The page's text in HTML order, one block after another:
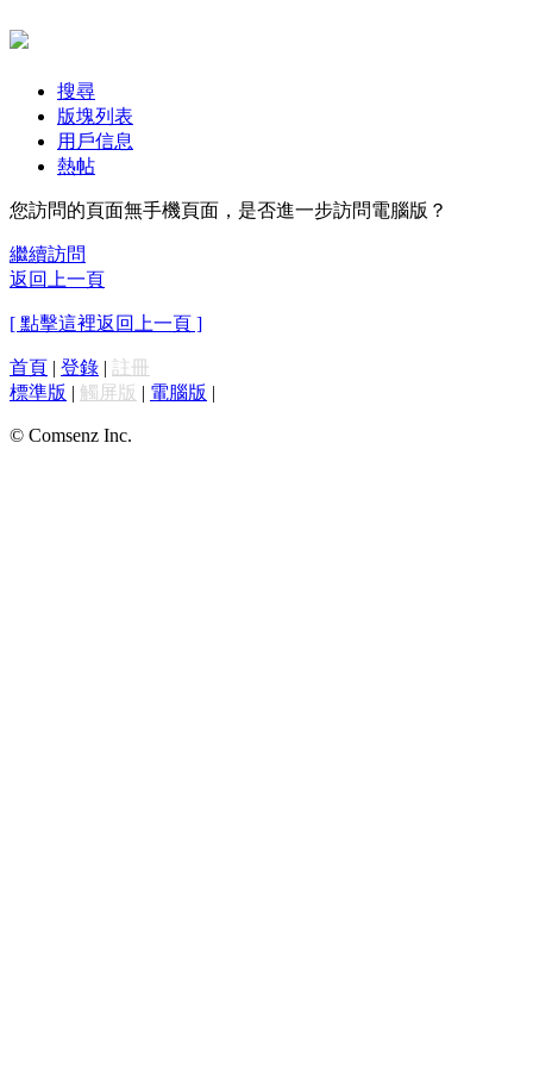
搜尋
版塊列表
用戶信息
熱帖
您訪問的頁面無手機頁面，是否進一步訪問電腦版？
繼續訪問
返回上一頁
[ 點擊這裡返回上一頁 ]
首頁 | 登錄 | 註冊
標準版 | 觸屏版 | 電腦版 |
© Comsenz Inc.